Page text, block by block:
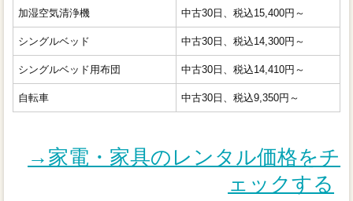
加湿空気清浄機 中古30日、税込15,400円～
シングルベッド 中古30日、税込14,300円～
シングルベッド用布団 中古30日、税込14,410円～
自転車 中古30日、税込9,350円～
→家電・家具のレンタル価格をチ
ェックする